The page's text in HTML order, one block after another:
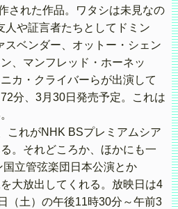
された作品。ワタシは未見なの
人や証言者たちとしてドミン
スベンダー、オットー・シェン
、マンフレッド・ホーネッ
カ・クライバーらが出演して
分、3月30日発売予定。これは
これがNHK BSプレミアムシア
。それどころか、ほかにも一
立管弦楽団日本公演とか
大放出してくれる。放映日は4
（土）の午後11時30分～午前3